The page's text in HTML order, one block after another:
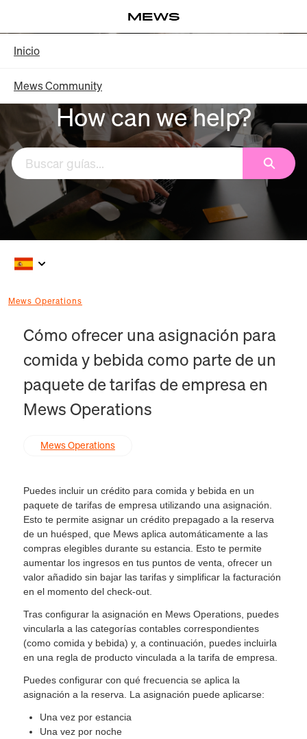
contenido
principal
Inicio
Mews Community
How can we help?
Buscar
Mews Operations
Cómo ofrecer una asignación para
comida y bebida como parte de un
paquete de tarifas de empresa en
Mews Operations
Mews Operations
Puedes incluir un crédito para comida y bebida en un
paquete de tarifas de empresa utilizando una asignación.
Esto te permite asignar un crédito prepagado a la reserva
de un huésped, que Mews aplica automáticamente a las
compras elegibles durante su estancia. Esto te permite
aumentar los ingresos en tus puntos de venta, ofrecer un
valor añadido sin bajar las tarifas y simplificar la facturación
en el momento del check-out.
Tras configurar la asignación en Mews Operations, puedes
vincularla a las categorías contables correspondientes
(como comida y bebida) y, a continuación, puedes incluirla
en una regla de producto vinculada a la tarifa de empresa.
Puedes configurar con qué frecuencia se aplica la
asignación a la reserva. La asignación puede aplicarse:
Una vez por estancia
Una vez por noche